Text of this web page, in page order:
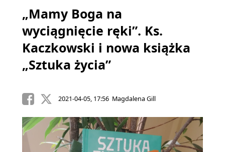
„Mamy Boga na
wyciągnięcie ręki”. Ks.
Kaczkowski i nowa książka
„Sztuka życia”
2021-04-05, 17:56 Magdalena Gill